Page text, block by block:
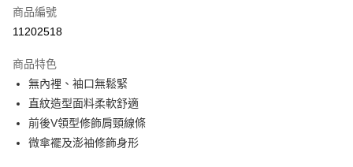
萊爾富取貨付款
付款後萊爾富取貨
每筆NT$60，滿NT$1,000(含以上)免運費
7-11取貨付款
每筆NT$60，滿NT$1,000(含以上)免運費
商品編號
11202518
商品特色
無內裡、袖口無鬆緊
直紋造型面料柔軟舒適
前後V領型修飾肩頸線條
微傘襬及澎袖修飾身形